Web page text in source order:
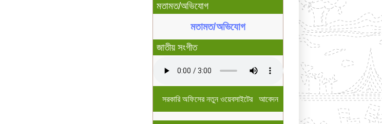
মতামত/অভিযোগ
মতামত/অভিযোগ
জাতীয় সংগীত
সরকারি অফিসের নতুন ওয়েবসাইটের আবেদন